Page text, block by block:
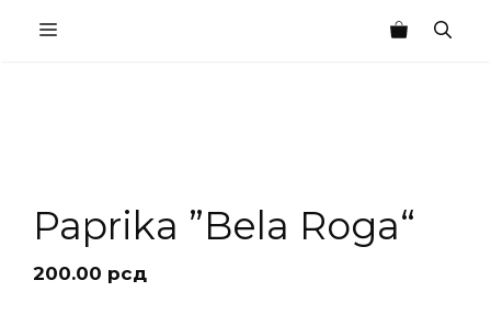
MENU
Paprika ”Bela Roga“
200.00 рсд